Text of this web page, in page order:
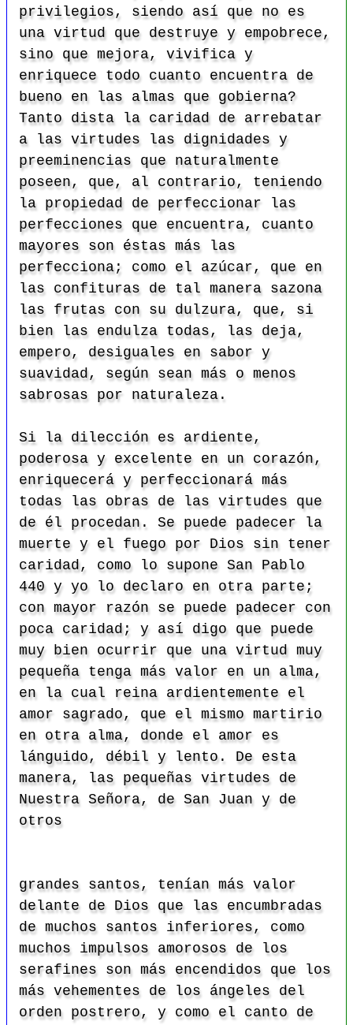
privilegios, siendo así que no es
una virtud que destruye y empobrece,
sino que mejora, vivifica y
enriquece todo cuanto encuentra de
bueno en las almas que gobierna?
Tanto dista la caridad de arrebatar
a las virtudes las dignidades y
preeminencias que naturalmente
poseen, que, al contrario, teniendo
la propiedad de perfeccionar las
perfecciones que encuentra, cuanto
mayores son éstas más las
perfecciona; como el azúcar, que en
las confituras de tal manera sazona
las frutas con su dulzura, que, si
bien las endulza todas, las deja,
empero, desiguales en sabor y
suavidad, según sean más o menos
sabrosas por naturaleza.
Si la dilección es ardiente,
poderosa y excelente en un corazón,
enriquecerá y perfeccionará más
todas las obras de las virtudes que
de él procedan. Se puede padecer la
muerte y el fuego por Dios sin tener
caridad, como lo supone San Pablo
440 y yo lo declaro en otra parte;
con mayor razón se puede padecer con
poca caridad; y así digo que puede
muy bien ocurrir que una virtud muy
pequeña tenga más valor en un alma,
en la cual reina ardientemente el
amor sagrado, que el mismo martirio
en otra alma, donde el amor es
lánguido, débil y lento. De esta
manera, las pequeñas virtudes de
Nuestra Señora, de San Juan y de
otros
grandes santos, tenían más valor
delante de Dios que las encumbradas
de muchos santos inferiores, como
muchos impulsos amorosos de los
serafines son más encendidos que los
más vehementes de los ángeles del
orden postrero, y como el canto de